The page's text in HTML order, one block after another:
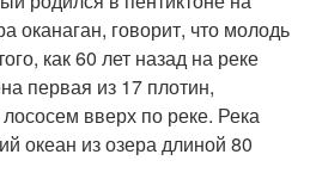
оканаган, говорит, что молодь
как 60 лет назад на реке
первая из 17 плотин,
вверх по реке. Река
океан из озера длиной 80